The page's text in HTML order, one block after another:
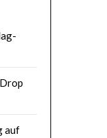
auf